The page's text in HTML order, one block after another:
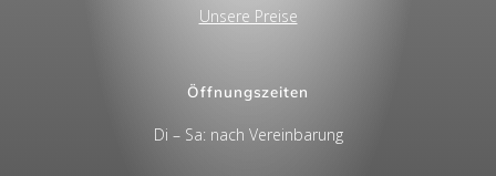
Unsere Preise
Öffnungszeiten
Di – Sa: nach Vereinbarung